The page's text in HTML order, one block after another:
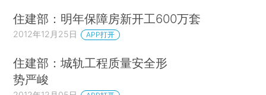
住建部：明年保障房新开工600万套
2012年12月25日 APP打开
住建部：城轨工程质量安全形
势严峻